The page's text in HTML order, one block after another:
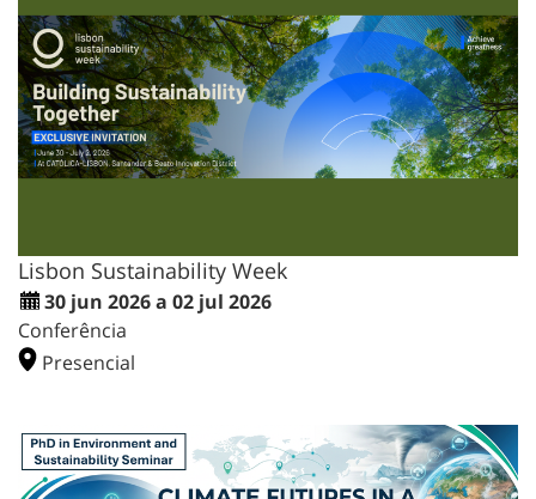
Lisbon Sustainability Week
30 jun 2026 a 02 jul 2026
Conferência
Presencial